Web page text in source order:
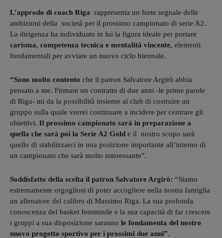
L’approdo di coach Riga rappresenta un forte segnale delle
ambizioni della società per il prossimo campionato di serie A2.
La dirigenza ha individuato in lui la figura ideale per portare
carisma, competenza tecnica e mentalità vincente, elementi
fondamentali per avviare un nuovo ciclo biennale.
“Sono molto contento che il patron Salvatore Argirò abbia
pensato a me. Firmare un contratto di due anni -le prime parole
di Riga- mi da la possibilità insieme al club di costruire un
gruppo sulla quale vorrei continuare a incidere per centrare gli
obiettivi. Il prossimo campionato sarà in preparazione a
quella che sarà poi la Serie A2 Gold e il nostro scopo sarà
quello di stabilizzarci in una posizione importante all’interno di
un campionato che sarà molto interessante”.
Soddisfatto della scelta il patron Salvatore Argirò: “Siamo
estremamente orgogliosi di poter accogliere nella nostra famiglia
un allenatore del calibro di Massimo Riga. La sua profonda
conoscenza del basket femminile e la sua capacità di far crescere
i gruppi a sua disposizione saranno le fondamenta del nostro
nuovo progetto sportivo per i prossimi due anni”.